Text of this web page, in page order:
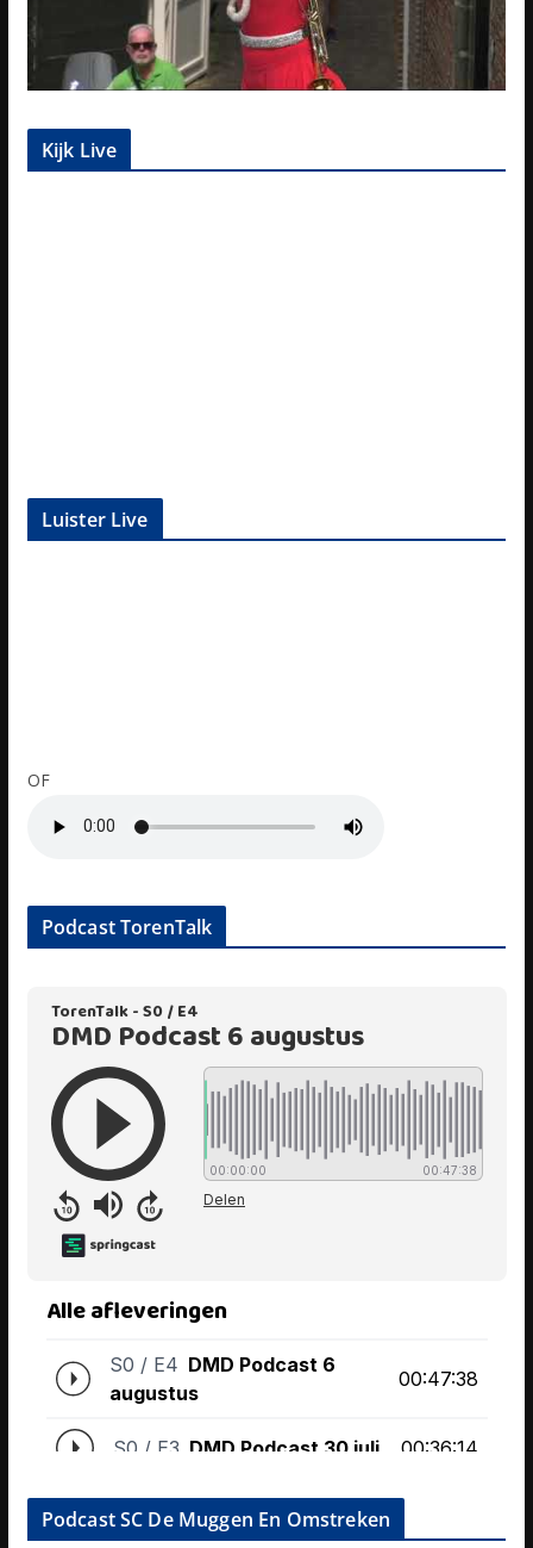
Kijk Live
Luister Live
OF
Podcast TorenTalk
Podcast SC De Muggen En Omstreken